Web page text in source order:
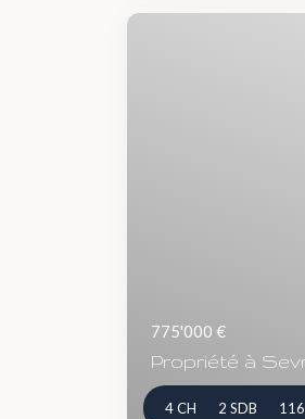
775'000 €
Propriété à
4 CH 2 SDB